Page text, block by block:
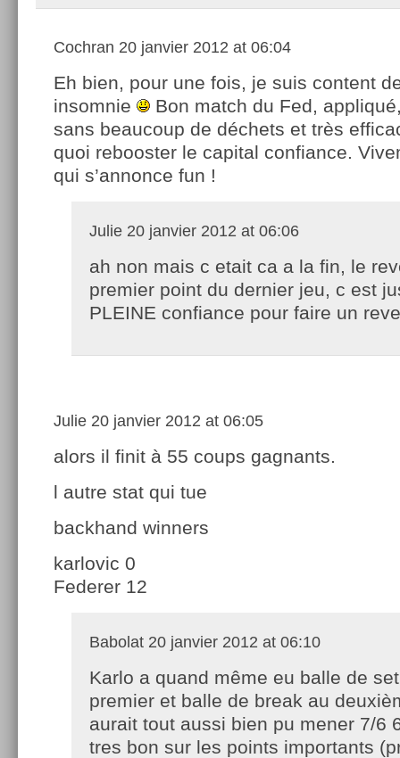
Cochran 20 janvier 2012 at 06:04
Eh bien, pour une fois, je suis content
insomnie
Bon match du Fed,
sans beaucoup de déchets et très
quoi rebooster le capital confiance.
qui s’annonce fun !
Julie 20 janvier 2012 at 06:06
ah non mais c etait ca a la fin, le
premier point du dernier jeu, c est
PLEINE confiance pour faire un
Julie 20 janvier 2012 at 06:05
alors il finit à 55 coups gagnants.
l autre stat qui tue
backhand winners
karlovic 0
Federer 12
Babolat 20 janvier 2012 at 06:10
Karlo a quand même eu balle de
premier et balle de break au
aurait tout aussi bien pu mener 7/6
tres bon sur les points importants